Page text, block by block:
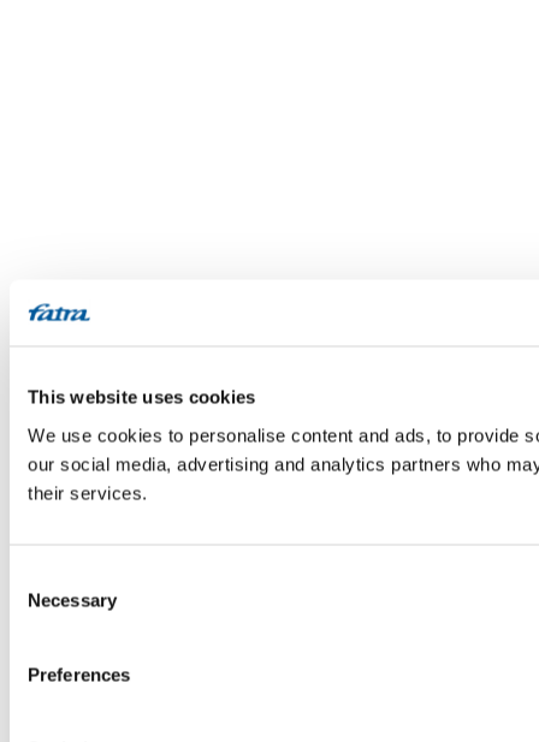
This website uses cookies
We use cookies to personalise content and ads, to provide
our social media, advertising and analytics partners who
their services.
Selection
Necessary
Preferences